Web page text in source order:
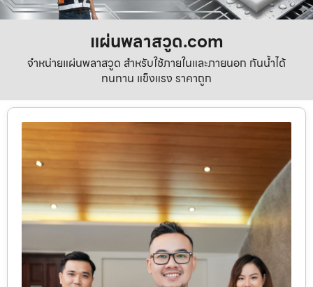
แผ่นพลาสวูด.com
จำหน่ายแผ่นพลาสวูด สำหรับใช้ภายในและภายนอก กันน้ำได้
ทนทาน แข็งแรง ราคาถูก